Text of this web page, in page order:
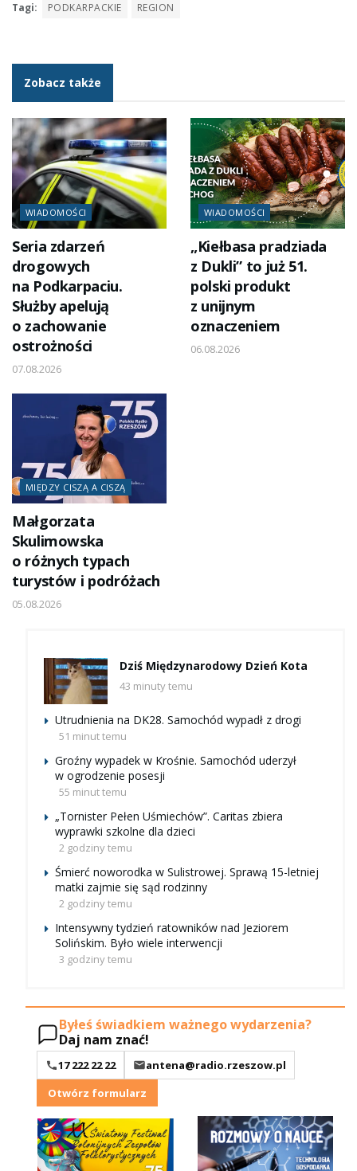
Tagi: PODKARPACKIE REGION
Zobacz także
WIADOMOŚCI
Seria zdarzeń
drogowych
na Podkarpaciu.
Służby apelują
o zachowanie
ostrożności
07.08.2026
WIADOMOŚCI
„Kiełbasa pradziada
z Dukli” to już 51.
polski produkt
z unijnym
oznaczeniem
06.08.2026
MIĘDZY CISZĄ A CISZĄ
Małgorzata
Skulimowska
o różnych typach
turystów i podróżach
05.08.2026
Dziś Międzynarodowy Dzień Kota
43 minuty temu
Utrudnienia na DK28. Samochód wypadł z drogi
51 minut temu
Groźny wypadek w Krośnie. Samochód uderzył
w ogrodzenie posesji
55 minut temu
„Tornister Pełen Uśmiechów”. Caritas zbiera
wyprawki szkolne dla dzieci
2 godziny temu
Śmierć noworodka w Sulistrowej. Sprawą 15-letniej
matki zajmie się sąd rodzinny
2 godziny temu
Intensywny tydzień ratowników nad Jeziorem
Solińskim. Było wiele interwencji
3 godziny temu
Byłeś świadkiem ważnego wydarzenia?
Daj nam znać!
17 222 22 22
antena@radio.rzeszow.pl
Otwórz formularz